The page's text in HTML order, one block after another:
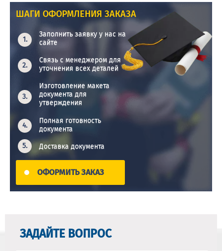
ШАГИ ОФОРМЛЕНИЯ ЗАКАЗА
Заполнить заявку у нас на
сайте
Связь с менеджером для
уточнения всех деталей
Изготовление макета
документа для
утверждения
Полная готовность
документа
Доставка документа
ОФОРМИТЬ ЗАКАЗ
ЗАДАЙТЕ ВОПРОС